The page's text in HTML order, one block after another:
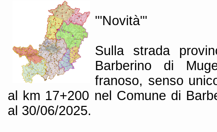
'''Novità'''
Sulla strada
Barberino di
franoso, senso
al km 17+200 nel Comune di
al 30/06/2025.